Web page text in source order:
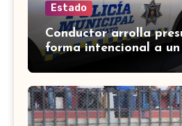
Estado
Conductor arrolla
forma intencional a
una riña en Celaya